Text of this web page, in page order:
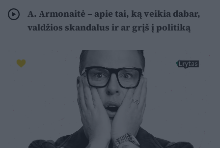
A. Armonaitė – apie tai, ką veikia dabar,
valdžios skandalus ir ar grįš į politiką